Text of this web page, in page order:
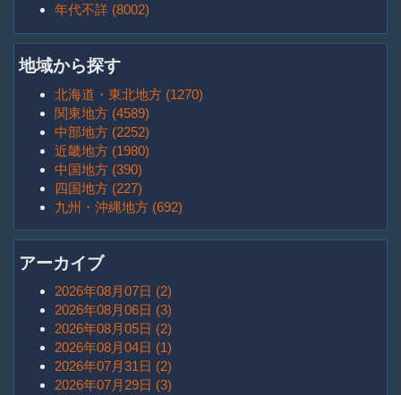
年代不詳 (8002)
地域から探す
北海道・東北地方 (1270)
関東地方 (4589)
中部地方 (2252)
近畿地方 (1980)
中国地方 (390)
四国地方 (227)
九州・沖縄地方 (692)
アーカイブ
2026年08月07日 (2)
2026年08月06日 (3)
2026年08月05日 (2)
2026年08月04日 (1)
2026年07月31日 (2)
2026年07月29日 (3)